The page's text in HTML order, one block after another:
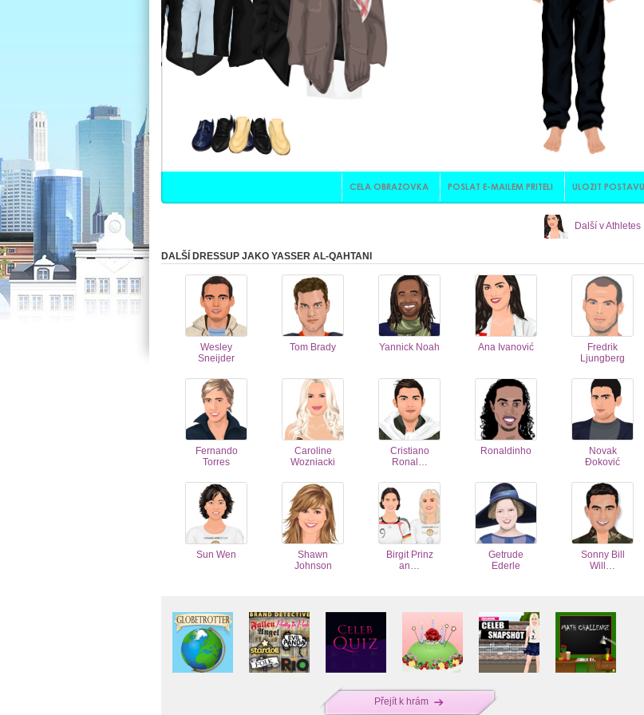
Další v Athletes
DALŠÍ DRESSUP JAKO YASSER AL-QAHTANI
Wesley
Sneijder
Tom Brady Yannick Noah Ana Ivanović
Fredrik
Ljungberg
Fernando
Torres
Caroline
Wozniacki
Cristiano
Ronal…
Ronaldinho
Novak
Đoković
Sun Wen
Shawn
Johnson
Birgit Prinz
an…
Getrude
Ederle
Sonny Bill
Will…
Přejít k hrám